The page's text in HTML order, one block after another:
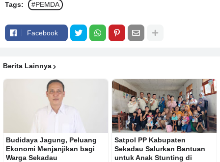
Tags: #PEMDA
Facebook
Berita Lainnya
Budidaya Jagung, Peluang
Ekonomi Menjanjikan bagi
Warga Sekadau
Satpol PP Kabupaten
Sekadau Salurkan Bantuan
untuk Anak Stunting di